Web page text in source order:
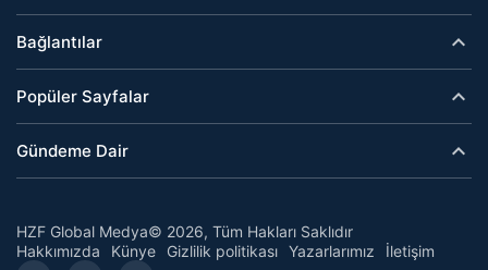
Bağlantılar
Popüler Sayfalar
Gündeme Dair
HZF Global Medya© 2026, Tüm Hakları Saklıdır
Hakkımızda
Künye Gizlilik politikası Yazarlarımız İletişim